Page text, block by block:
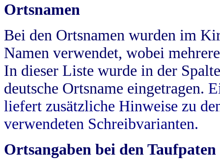
Ortsnamen
Bei den Ortsnamen wurden im
Namen verwendet, wobei
In dieser Liste wurde in der
deutsche Ortsname eingetragen.
liefert zusätzliche Hinweise zu
verwendeten Schreibvarianten.
Ortsangaben bei den Taufpaten